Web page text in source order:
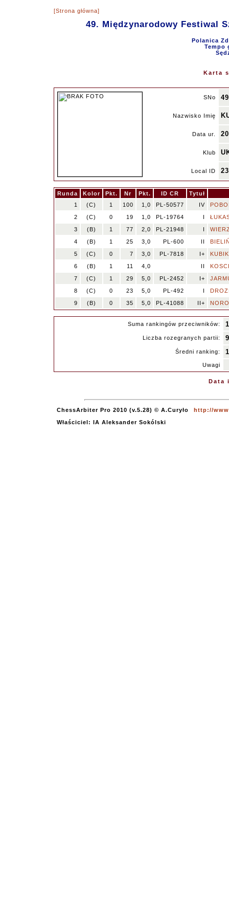
[Strona główna]
49. Międzynarodowy Festiwal
Polanica
Tempo
Karta
SNo 49
Nazwisko Imię
Data ur.
Klub
Local ID
Runda Kolor Pkt. Nr Pkt. ID CR
Tytuł
1
(C) 1 100 1,0 PL-50577 IV
2
(C) 0 19 1,0 PL-19764 I
3
(B) 1 77 2,0 PL-21948 I
4
(B) 1 25 3,0 PL-600 II
5
(C) 0 7 3,0 PL-7818 I+
6
(B) 1 11 4,0 II
7
(C) 1 29 5,0 PL-2452 I+
8
(C) 0 23 5,0 PL-492 I
9
(B) 0 35 5,0 PL-41088 II+
Suma rankingów przeciwników:
Liczba rozegranych partii: 9
Średni ranking:
Uwagi
Data
ChessArbiter Pro 2010 (v.5.28) © A.Curyło
http://
Właściciel: IA Aleksander Sokólski